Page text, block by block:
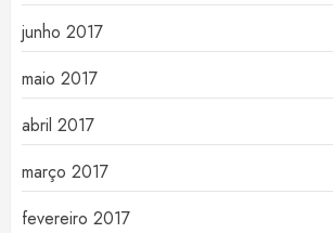
junho 2017
maio 2017
abril 2017
março 2017
fevereiro 2017